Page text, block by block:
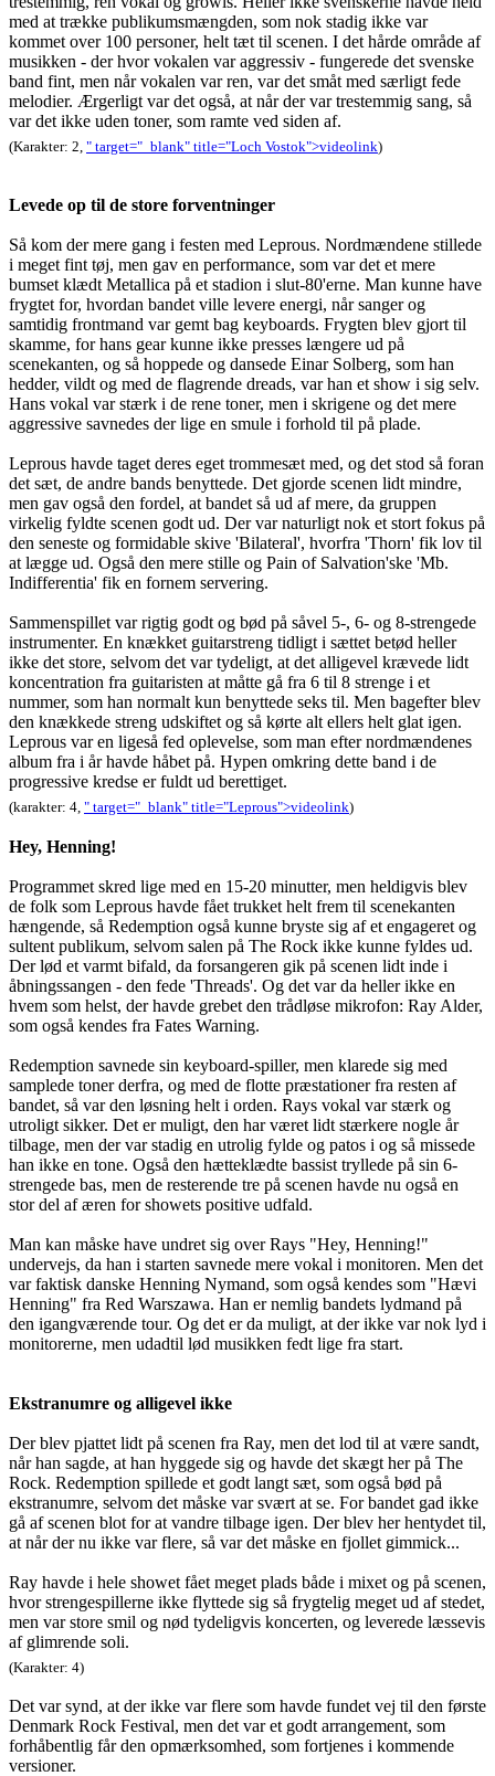
med at trække publikumsmængden, som nok stadig ikke var
kommet over 100 personer, helt tæt til scenen. I det hårde område af
musikken - der hvor vokalen var aggressiv - fungerede det svenske
band fint, men når vokalen var ren, var det småt med særligt fede
melodier. Ærgerligt var det også, at når der var trestemmig sang, så
var det ikke uden toner, som ramte ved siden af.
(Karakter: 2, " target="_blank" title="Loch Vostok">videolink)
Levede op til de store forventninger
Så kom der mere gang i festen med Leprous. Nordmændene stillede
i meget fint tøj, men gav en performance, som var det et mere
bumset klædt Metallica på et stadion i slut-80'erne. Man kunne have
frygtet for, hvordan bandet ville levere energi, når sanger og
samtidig frontmand var gemt bag keyboards. Frygten blev gjort til
skamme, for hans gear kunne ikke presses længere ud på
scenekanten, og så hoppede og dansede Einar Solberg, som han
hedder, vildt og med de flagrende dreads, var han et show i sig selv.
Hans vokal var stærk i de rene toner, men i skrigene og det mere
aggressive savnedes der lige en smule i forhold til på plade.
Leprous havde taget deres eget trommesæt med, og det stod så foran
det sæt, de andre bands benyttede. Det gjorde scenen lidt mindre,
men gav også den fordel, at bandet så ud af mere, da gruppen
virkelig fyldte scenen godt ud. Der var naturligt nok et stort fokus på
den seneste og formidable skive 'Bilateral', hvorfra 'Thorn' fik lov til
at lægge ud. Også den mere stille og Pain of Salvation'ske 'Mb.
Indifferentia' fik en fornem servering.
Sammenspillet var rigtig godt og bød på såvel 5-, 6- og 8-strengede
instrumenter. En knækket guitarstreng tidligt i sættet betød heller
ikke det store, selvom det var tydeligt, at det alligevel krævede lidt
koncentration fra guitaristen at måtte gå fra 6 til 8 strenge i et
nummer, som han normalt kun benyttede seks til. Men bagefter blev
den knækkede streng udskiftet og så kørte alt ellers helt glat igen.
Leprous var en ligeså fed oplevelse, som man efter nordmændenes
album fra i år havde håbet på. Hypen omkring dette band i de
progressive kredse er fuldt ud berettiget.
(karakter: 4, " target="_blank" title="Leprous">videolink)
Hey, Henning!
Programmet skred lige med en 15-20 minutter, men heldigvis blev
de folk som Leprous havde fået trukket helt frem til scenekanten
hængende, så Redemption også kunne bryste sig af et engageret og
sultent publikum, selvom salen på The Rock ikke kunne fyldes ud.
Der lød et varmt bifald, da forsangeren gik på scenen lidt inde i
åbningssangen - den fede 'Threads'. Og det var da heller ikke en
hvem som helst, der havde grebet den trådløse mikrofon: Ray Alder,
som også kendes fra Fates Warning.
Redemption savnede sin keyboard-spiller, men klarede sig med
samplede toner derfra, og med de flotte præstationer fra resten af
bandet, så var den løsning helt i orden. Rays vokal var stærk og
utroligt sikker. Det er muligt, den har været lidt stærkere nogle år
tilbage, men der var stadig en utrolig fylde og patos i og så missede
han ikke en tone. Også den hætteklædte bassist tryllede på sin 6-
strengede bas, men de resterende tre på scenen havde nu også en
stor del af æren for showets positive udfald.
Man kan måske have undret sig over Rays "Hey, Henning!"
undervejs, da han i starten savnede mere vokal i monitoren. Men det
var faktisk danske Henning Nymand, som også kendes som "Hævi
Henning" fra Red Warszawa. Han er nemlig bandets lydmand på
den igangværende tour. Og det er da muligt, at der ikke var nok lyd i
monitorerne, men udadtil lød musikken fedt lige fra start.
Ekstranumre og alligevel ikke
Der blev pjattet lidt på scenen fra Ray, men det lod til at være sandt,
når han sagde, at han hyggede sig og havde det skægt her på The
Rock. Redemption spillede et godt langt sæt, som også bød på
ekstranumre, selvom det måske var svært at se. For bandet gad ikke
gå af scenen blot for at vandre tilbage igen. Der blev her hentydet til,
at når der nu ikke var flere, så var det måske en fjollet gimmick...
Ray havde i hele showet fået meget plads både i mixet og på scenen,
hvor strengespillerne ikke flyttede sig så frygtelig meget ud af stedet,
men var store smil og nød tydeligvis koncerten, og leverede læssevis
af glimrende soli.
(Karakter: 4)
Det var synd, at der ikke var flere som havde fundet vej til den første
Denmark Rock Festival, men det var et godt arrangement, som
forhåbentlig får den opmærksomhed, som fortjenes i kommende
versioner.